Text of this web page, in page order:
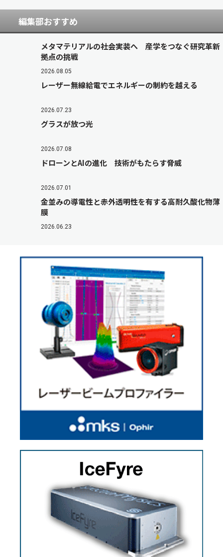
編集部おすすめ
メタマテリアルの社会実装へ 産学をつなぐ研究革新
拠点の挑戦
2026.08.05
レーザー無線給電でエネルギーの制約を越える
2026.07.23
グラスが放つ光
2026.07.08
ドローンとAIの進化 技術がもたらす脅威
2026.07.01
金並みの導電性と赤外透明性を有する高耐久酸化物薄
膜
2026.06.23